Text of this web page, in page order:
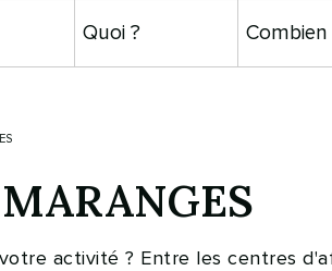
activité ? Entre les centres